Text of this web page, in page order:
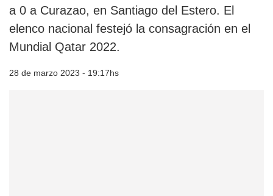
a 0 a Curazao, en Santiago del Estero. El
elenco nacional festejó la consagración en el
Mundial Qatar 2022.
28 de marzo 2023 - 19:17hs